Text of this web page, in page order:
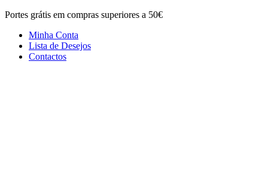
Portes grátis em compras superiores a 50€
Minha Conta
Lista de Desejos
Contactos